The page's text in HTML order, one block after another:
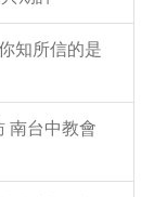
知所信的是
南台中教會